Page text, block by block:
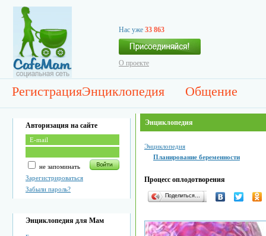
Нас уже 33 863
О проекте
РегистрацияЭнциклопедия Общение
Авторизация на сайте
не запоминать
Зарегистрироваться
Забыли пароль?
Энциклопедия для Мам
Энциклопедия
Энциклопедия
Планирование беременности
Процесс оплодотворения
Поделиться…